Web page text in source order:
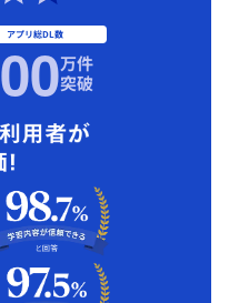
アプリ総DL数
00万件
突破